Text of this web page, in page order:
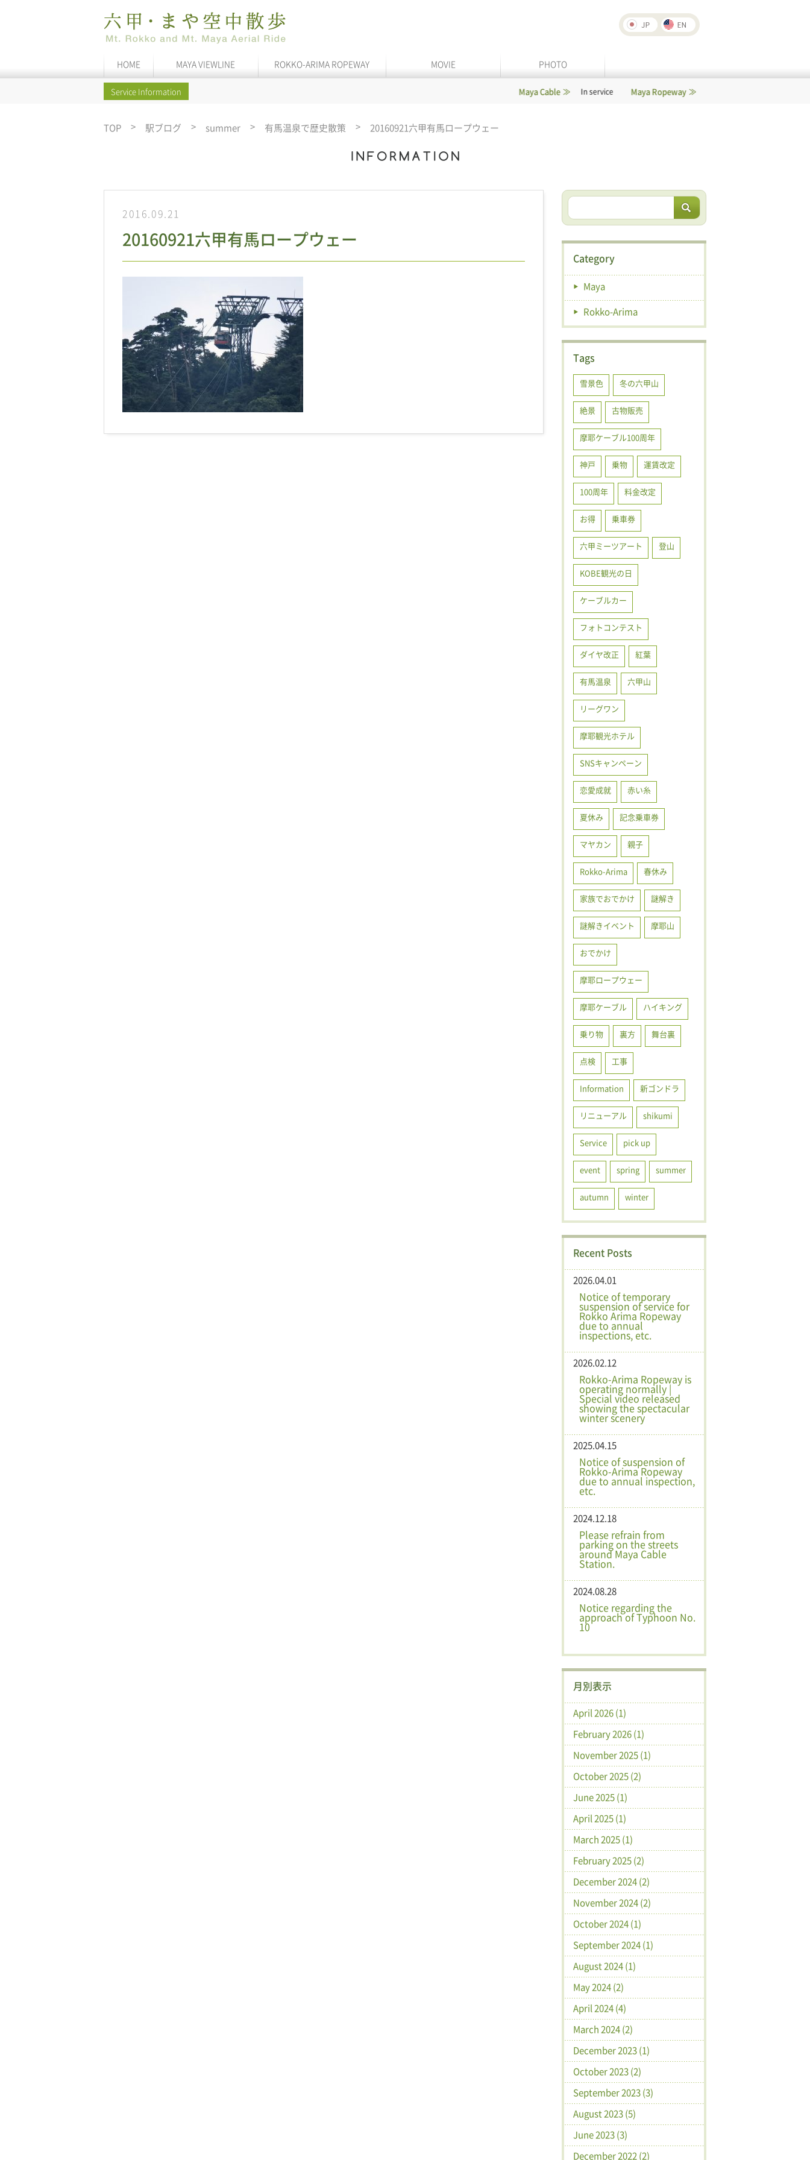
HOME MAYA VIEWLINE ROKKO-ARIMA ROPEWAY MOVIE PHOTO
Service Information In service Maya Ropeway In service
TOP 駅ブログ summer 有馬温泉で歴史散策 20160921六甲有馬ロープウェー
2016.09.21
20160921六甲有馬ロープウェー
Category
Maya
Rokko-Arima
Tags
雪景色 冬の六甲山
絶景 古物販売
摩耶ケーブル100周年
神戸 乗物 運賃改定
100周年 料金改定
お得 乗車券
六甲ミーツアート 登山
KOBE観光の日
ケーブルカー
フォトコンテスト
ダイヤ改正 紅葉
有馬温泉 六甲山
リーグワン
摩耶観光ホテル
SNSキャンペーン
恋愛成就 赤い糸
夏休み 記念乗車券
マヤカン 親子
Rokko-Arima 春休み
家族でおでかけ 謎解き
謎解きイベント 摩耶山
おでかけ
摩耶ロープウェー
摩耶ケーブル ハイキング
乗り物 裏方 舞台裏
点検 工事
Information 新ゴンドラ
リニューアル shikumi
Service pick up
event spring summer
autumn winter
Recent Posts
2026.04.01
Notice of temporary
suspension of service for
Rokko Arima Ropeway
due to annual
inspections, etc.
2026.02.12
Rokko-Arima Ropeway is
operating normally |
Special video released
showing the spectacular
winter scenery
2025.04.15
Notice of suspension of
Rokko-Arima Ropeway
due to annual inspection,
etc.
2024.12.18
Please refrain from
parking on the streets
around Maya Cable
Station.
2024.08.28
Notice regarding the
approach of Typhoon No.
10
月別表示
April 2026 (1)
February 2026 (1)
November 2025 (1)
October 2025 (2)
June 2025 (1)
April 2025 (1)
March 2025 (1)
February 2025 (2)
December 2024 (2)
November 2024 (2)
October 2024 (1)
September 2024 (1)
August 2024 (1)
May 2024 (2)
April 2024 (4)
March 2024 (2)
December 2023 (1)
October 2023 (2)
September 2023 (3)
August 2023 (5)
June 2023 (3)
December 2022 (2)